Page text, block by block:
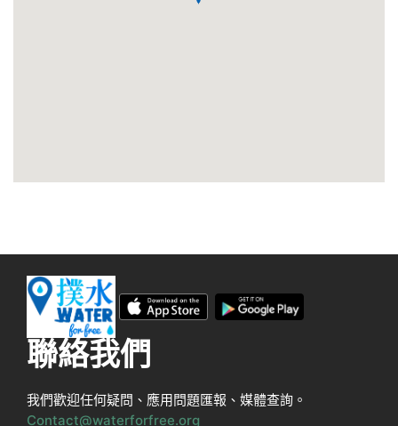
聯絡我們
我們歡迎任何疑問、應用問題匯報、媒體查詢。
Contact@waterforfree.org